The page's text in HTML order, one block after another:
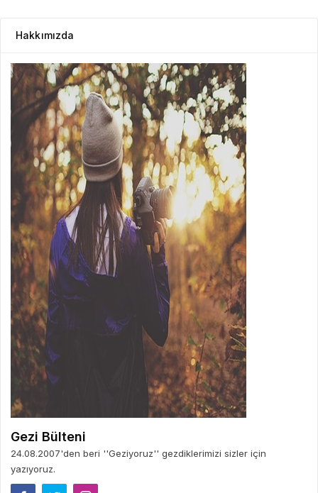
Hakkımızda
Gezi Bülteni
24.08.2007'den beri ''Geziyoruz'' gezdiklerimizi sizler için
yazıyoruz.